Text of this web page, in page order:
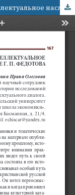
Возвращение к своей культуре: интеллектуальное наследие Г. П. Федотова